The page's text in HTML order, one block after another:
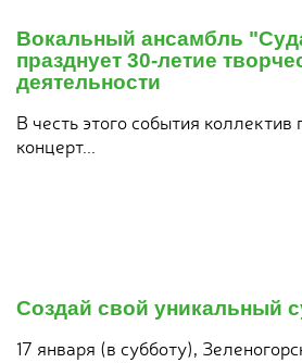
Вокальный ансамбль
празднует 30-летие
деятельности
В честь этого события
концерт...
Создай свой уникальный
17 января (в субботу),